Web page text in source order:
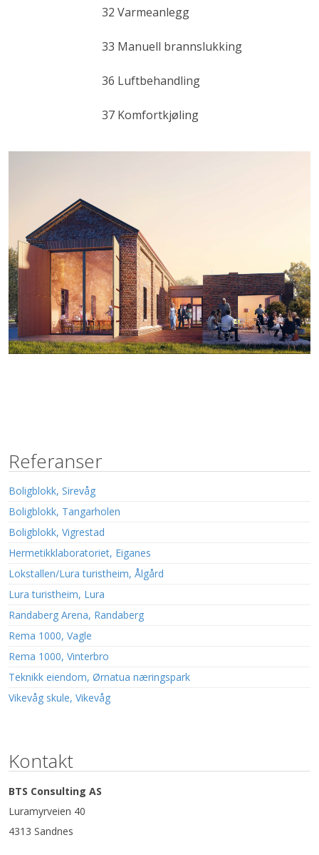
32 Varmeanlegg
33 Manuell brannslukking
36 Luftbehandling
37 Komfortkjøling
Referanser
Boligblokk, Sirevåg
Boligblokk, Tangarholen
Boligblokk, Vigrestad
Hermetikklaboratoriet, Eiganes
Lokstallen/Lura turistheim, Ålgård
Lura turistheim, Lura
Randaberg Arena, Randaberg
Rema 1000, Vagle
Rema 1000, Vinterbro
Teknikk eiendom, Ørnatua næringspark
Vikevåg skule, Vikevåg
Kontakt
BTS Consulting AS
Luramyrveien 40
4313 Sandnes